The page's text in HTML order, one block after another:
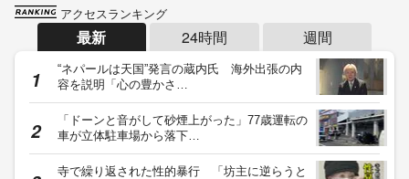
アクセスランキング
最新 24時間 週間
“ネパールは天国”発言の蔵内氏 海外出張の内
容を説明「心の豊かさ…
「ドーンと音がして砂煙上がった」77歳運転の
車が立体駐車場から落下…
寺で繰り返された性的暴行 「坊主に逆らうと